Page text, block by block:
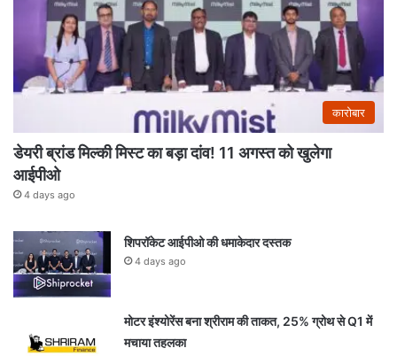
कारोबार
डेयरी ब्रांड मिल्की मिस्ट का बड़ा दांव! 11 अगस्त को खुलेगा
आईपीओ
4 days ago
शिपरॉकेट आईपीओ की धमाकेदार दस्तक
4 days ago
मोटर इंश्योरेंस बना श्रीराम की ताकत, 25% ग्रोथ से Q1 में
मचाया तहलका